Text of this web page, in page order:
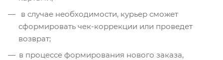
в случае необходимости, курьер сможет
сформировать чек-коррекции или проведет
возврат;
в процессе формирования нового заказа,